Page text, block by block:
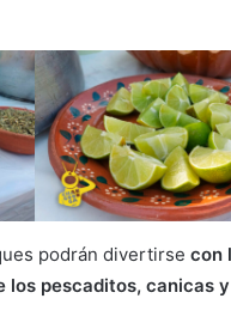
podrán divertirse con
los pescaditos, canicas